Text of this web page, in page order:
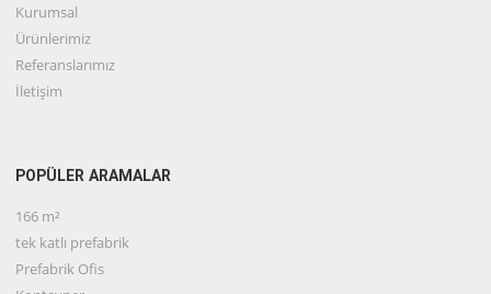
Kurumsal
Ürünlerimiz
Referanslarımız
İletişim
POPÜLER ARAMALAR
166 m²
tek katlı prefabrik
Prefabrik Ofis